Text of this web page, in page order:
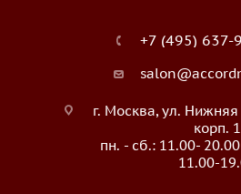
+7 (495) 637-
г. Москва, ул.
корп. 1
пн. - сб.: 11.00-
11.00-